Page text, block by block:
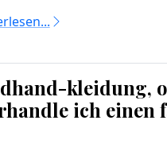
kleidung,
ich einen